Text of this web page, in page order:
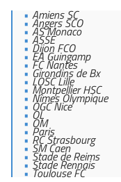
Amiens SC
Angers SCO
AS Monaco
ASSE
Dijon FCO
EA Guingamp
FC Nantes
Girondins de Bx
LOSC Lille
Montpellier HSC
Nîmes Olympique
OGC Nice
OL
OM
Paris
RC Strasbourg
SM Caen
Stade de Reims
Stade Rennais
Toulouse FC